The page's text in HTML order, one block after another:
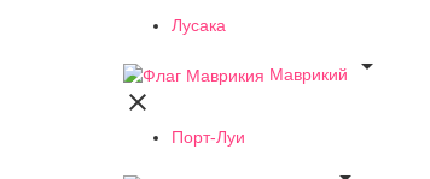
Лусака
Маврикий


Порт-Луи